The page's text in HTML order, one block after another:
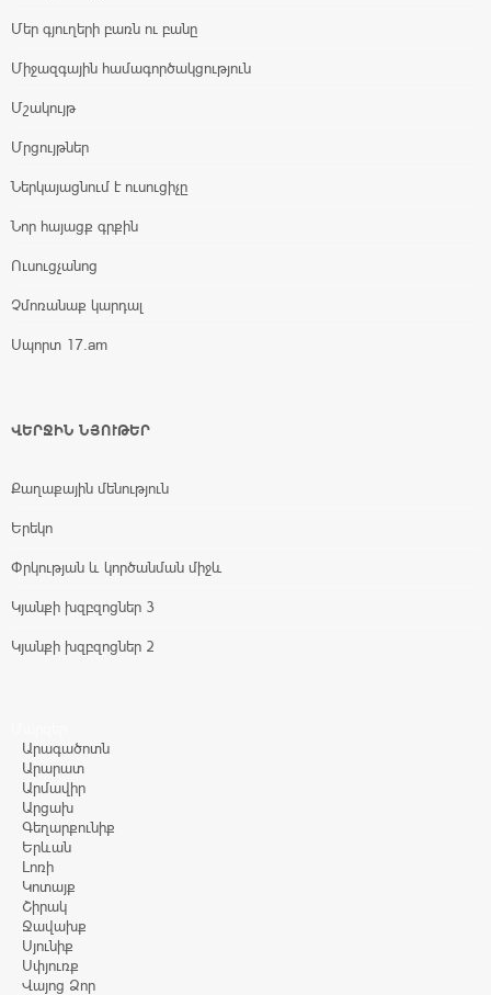
Մեր գյուղերի բառն ու բանը
Միջազգային համագործակցություն
Մշակույթ
Մրցույթներ
Ներկայացնում է ուսուցիչը
Նոր հայացք գրքին
Ուսուցչանոց
Չմոռանաք կարդալ
Սպորտ 17.am
ՎԵՐՋԻՆ ՆՅՈՒԹԵՐ
Քաղաքային մենություն
Երեկո
Փրկության և կործանման միջև
Կյանքի խզբզոցներ 3
Կյանքի խզբզոցներ 2
Արագածոտն
Արարատ
Արմավիր
Արցախ
Գեղարքունիք
Երևան
Լոռի
Կոտայք
Շիրակ
Ջավախք
Սյունիք
Սփյուռք
Վայոց Ձոր